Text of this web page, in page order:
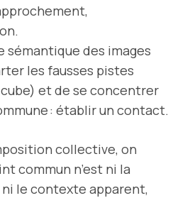
sémantique des images
les fausses pistes
et de se concentrer
: établir un contact.
collective, on
commun n’est ni la
le contexte apparent,